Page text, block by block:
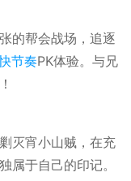
的帮会战场，追逐
节奏PK体验。与兄
灭宵小山贼，在充
属于自己的印记。